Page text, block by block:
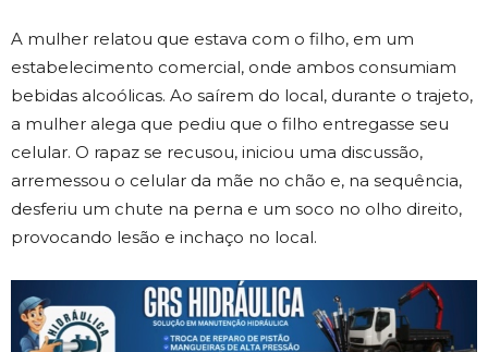
A mulher relatou que estava com o filho, em um
estabelecimento comercial, onde ambos consumiam
bebidas alcoólicas. Ao saírem do local, durante o trajeto,
a mulher alega que pediu que o filho entregasse seu
celular. O rapaz se recusou, iniciou uma discussão,
arremessou o celular da mãe no chão e, na sequência,
desferiu um chute na perna e um soco no olho direito,
provocando lesão e inchaço no local.